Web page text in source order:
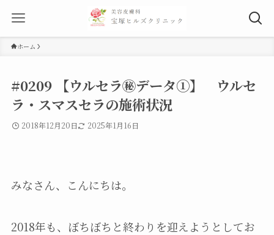
ホーム
#0209 【ウルセラ㊙データ①】 ウルセ
ラ・スマスセラの施術状況
2018年12月20日 2025年1月16日
みなさん、こんにちは。
2018年も、ぼちぼちと終わりを迎えようとしてお